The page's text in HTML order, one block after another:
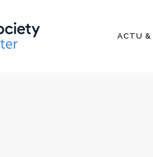
ACTU &